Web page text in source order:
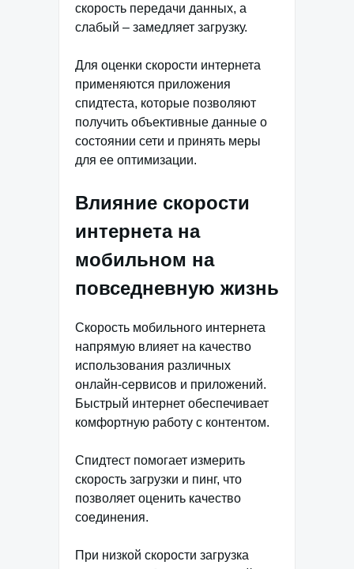
скорость передачи данных, а
слабый – замедляет загрузку.
Для оценки скорости интернета
применяются приложения
спидтеста, которые позволяют
получить объективные данные о
состоянии сети и принять меры
для ее оптимизации.
Влияние скорости
интернета на
мобильном на
повседневную жизнь
Скорость мобильного интернета
напрямую влияет на качество
использования различных
онлайн-сервисов и приложений.
Быстрый интернет обеспечивает
комфортную работу с контентом.
Спидтест помогает измерить
скорость загрузки и пинг, что
позволяет оценить качество
соединения.
При низкой скорости загрузка